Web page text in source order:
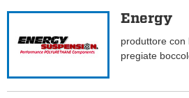
Energy
produttore con
pregiate